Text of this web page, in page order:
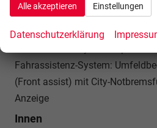
Fernlichtassistent, Einparkhilfe
Fahrassistenz-System:
Fahrassistenz-System:
(Front assist) mit City-
Anzeige
Innen
Alle akzeptieren Einstellungen
Datenschutzerklärung